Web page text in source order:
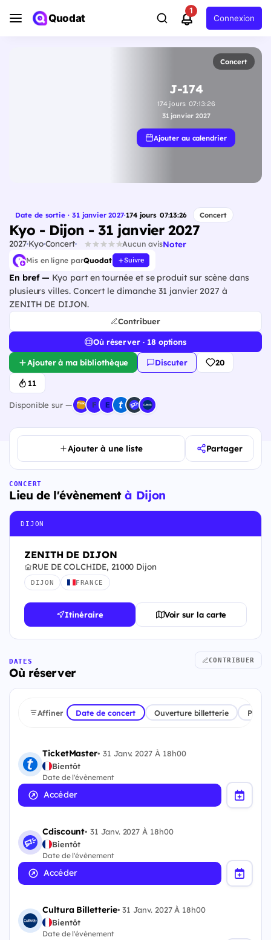
Quodat
1
Connexion
Concert
J-174
174jours 07:13:25
31 janvier 2027
Ajouter au calendrier
Date de sortie · 31 janvier 2027·174jours 07:13:25 Concert
Kyo - Dijon - 31 janvier 2027
2027KyoConcert Aucun avisNoter
Mis en ligne parQuodat Suivre
En bref — Kyo part en tournée et se produit sur scène dans
plusieurs villes. Concert le dimanche 31 janvier 2027 à
ZENITH DE DIJON.
Contribuer
Où réserver · 18 options
Ajouter à ma bibliothèque Discuter 20
11
Disponible sur —
Ajouter à une liste Partager
CONCERT
Lieu de l'évènementà Dijon
DIJON
ZENITH DE DIJON
RUE DE COLCHIDE, 21000 Dijon
DIJON FRANCE
Itinéraire Voir sur la carte
DATES
Où réserver
CONTRIBUER
Affiner Date de concert Ouverture billetterie
TicketMaster• 31 Janv. 2027 À 18h00
Bientôt
Date de l'évènement
Accéder
Cdiscount•31 Janv. 2027 À 18h00
Bientôt
Date de l'évènement
Accéder
Cultura Billetterie•31 Janv. 2027 À 18h00
Bientôt
Date de l'évènement